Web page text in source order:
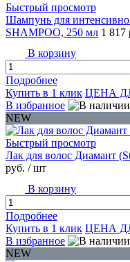
Быстрый просмотр
Шампунь для
SHAMPOO, 250 мл 1 817
В корзину
Подробнее
Купить в 1 клик ЦЕНА
В избранное
NEW
Быстрый просмотр
Лак для волос Диамант
руб. / шт
В корзину
Подробнее
Купить в 1 клик ЦЕНА
В избранное
NEW